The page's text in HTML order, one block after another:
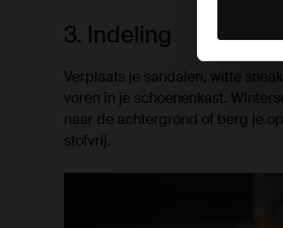
3. Indeling
Verplaats je sandalen, witte
voren in je schoenenkast.
naar de achtergrond of berg je
stofvrij.